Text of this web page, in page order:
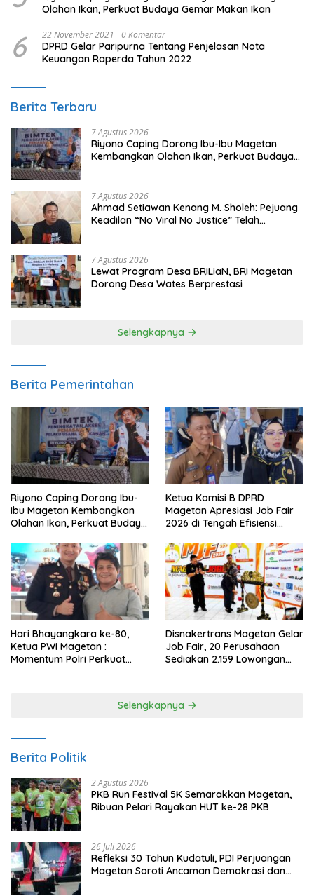
Olahan Ikan, Perkuat Budaya Gemar Makan Ikan
6 22 November 2021 0 Komentar
DPRD Gelar Paripurna Tentang Penjelasan Nota
Keuangan Raperda Tahun 2022
Berita Terbaru
7 Agustus 2026
Riyono Caping Dorong Ibu-Ibu Magetan
Kembangkan Olahan Ikan, Perkuat Budaya
7 Agustus 2026
Ahmad Setiawan Kenang M. Sholeh: Pejuang
Keadilan “No Viral No Justice” Telah
7 Agustus 2026
Lewat Program Desa BRILiaN, BRI Magetan
Dorong Desa Wates Berprestasi
Selengkapnya
Berita Pemerintahan
Riyono Caping Dorong Ibu-
Ibu Magetan Kembangkan
Olahan Ikan, Perkuat Budaya
Ketua Komisi B DPRD
Magetan Apresiasi Job Fair
2026 di Tengah Efisiensi
Hari Bhayangkara ke-80,
Ketua PWI Magetan :
Momentum Polri Perkuat
Disnakertrans Magetan Gelar
Job Fair, 20 Perusahaan
Sediakan 2.159 Lowongan
Selengkapnya
Berita Politik
2 Agustus 2026
PKB Run Festival 5K Semarakkan Magetan,
Ribuan Pelari Rayakan HUT ke-28 PKB
26 Juli 2026
Refleksi 30 Tahun Kudatuli, PDI Perjuangan
Magetan Soroti Ancaman Demokrasi dan